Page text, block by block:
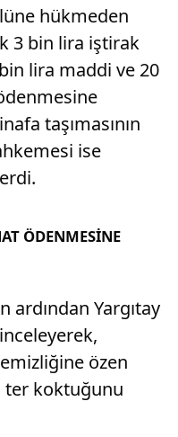
hükmeden
3 bin lira iştirak
lira maddi ve 20
taşımasının
ise
ÖDENMESİNE
ardından Yargıtay
özen
ter koktuğunu